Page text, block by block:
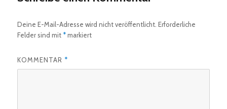
Deine E-Mail-Adresse wird nicht veröffentlicht. Erforderliche
Felder sind mit *markiert
KOMMENTAR *